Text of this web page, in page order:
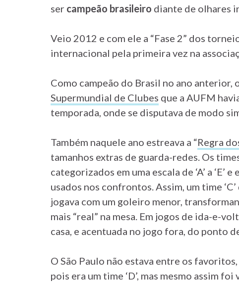
ser campeão brasileiro diante de olhares
Veio 2012 e com ele a “Fase 2” dos
internacional pela primeira vez na
Como campeão do Brasil no ano anterior,
Supermundial de Clubes que a AUFM
temporada, onde se disputava de modo
Também naquele ano estreava a “Regra
tamanhos extras de guarda-redes. Os
categorizados em uma escala de ‘A’ a ‘E’
usados nos confrontos. Assim, um time ‘C’
jogava com um goleiro menor,
mais “real” na mesa. Em jogos de ida-e-
casa, e acentuada no jogo fora, do ponto
O São Paulo não estava entre os
pois era um time ‘D’, mas mesmo assim